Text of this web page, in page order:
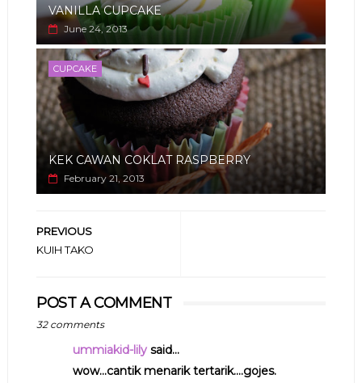
VANILLA CUPCAKE
June 24, 2013
CUPCAKE
KEK CAWAN COKLAT RASPBERRY
February 21, 2013
PREVIOUS
KUIH TAKO
POST A COMMENT
32 comments
ummiakid-lilysaid...
wow...cantik menarik tertarik....gojes.